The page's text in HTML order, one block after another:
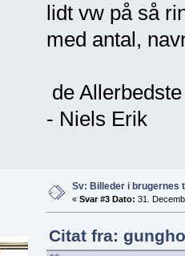
lidt vw på så
med antal,
de
- Niels Erik
Sv: Billeder i brugernes
« Svar #3 Dato: 31.
Citat fra: